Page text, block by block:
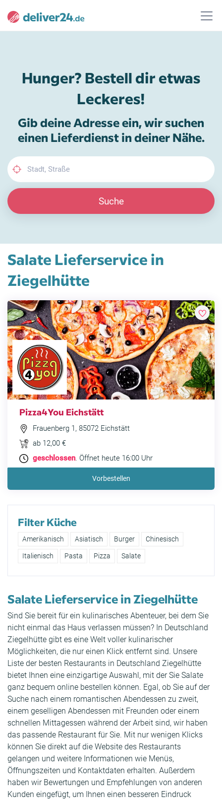
Hunger? Bestell dir etwas
Leckeres!
Gib deine Adresse ein, wir suchen
einen Lieferdienst in deiner Nähe.
Suche
Salate Lieferservice in
Ziegelhütte
Pizza4You Eichstätt
Frauenberg 1, 85072 Eichstätt
ab 12,00 €
geschlossen. Öffnet heute 16:00 Uhr
Vorbestellen
Filter Küche
Amerikanisch Asiatisch Burger Chinesisch
Italienisch Pasta Pizza Salate
Salate Lieferservice in Ziegelhütte
Sind Sie bereit für ein kulinarisches Abenteuer, bei dem Sie
nicht einmal das Haus verlassen müssen? In Deutschland
Ziegelhütte gibt es eine Welt voller kulinarischer
Möglichkeiten, die nur einen Klick entfernt sind. Unsere
Liste der besten Restaurants in Deutschland Ziegelhütte
bietet Ihnen eine einzigartige Auswahl, mit der Sie Salate
ganz bequem online bestellen können. Egal, ob Sie auf der
Suche nach einem romantischen Abendessen zu zweit,
einem geselligen Abendessen mit Freunden oder einem
schnellen Mittagessen während der Arbeit sind, wir haben
das passende Restaurant für Sie. Mit nur wenigen Klicks
können Sie direkt auf die Website des Restaurants
gelangen und weitere Informationen wie Menüs,
Öffnungszeiten und Kontaktdaten erhalten. Außerdem
haben wir Bewertungen und Empfehlungen von anderen
Kunden eingefügt, um Ihnen einen besseren Eindruck